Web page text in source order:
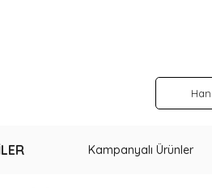
Kampanyalı Ürünler